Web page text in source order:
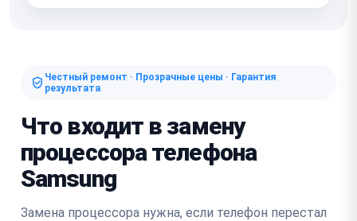
Честный ремонт · Прозрачные цены · Гарантия
результата
Что входит в замену
процессора телефона
Samsung
Замена процессора нужна, если телефон перестал